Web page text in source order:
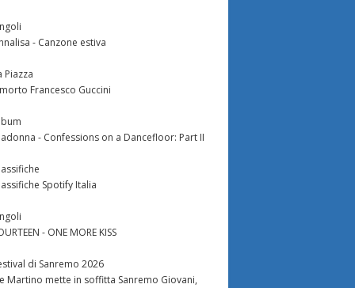
- Canzone estiva
Piazza
Francesco Guccini
- Confessions on a Dancefloor: Part II
Spotify Italia
- ONE MORE KISS
di Sanremo 2026
Martino mette in soffitta Sanremo Giovani,